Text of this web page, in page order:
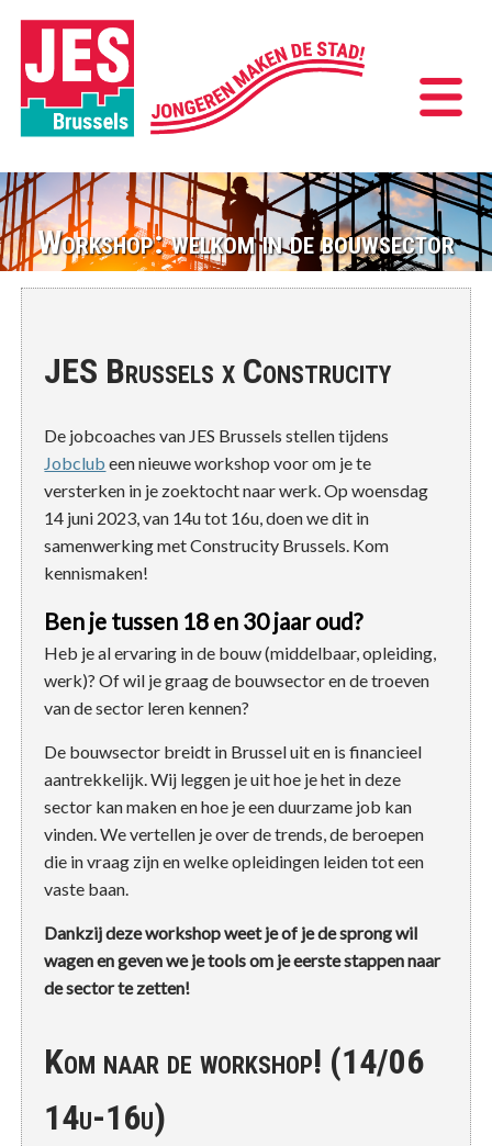
Workshop: welkom in de bouwsector
JES Brussels x Construcity
De jobcoaches van JES Brussels stellen tijdens
Jobclub een nieuwe workshop voor om je te
versterken in je zoektocht naar werk. Op woensdag
14 juni 2023, van 14u tot 16u, doen we dit in
samenwerking met Construcity Brussels. Kom
kennismaken!
Ben je tussen 18 en 30 jaar oud?
Heb je al ervaring in de bouw (middelbaar, opleiding,
werk)? Of wil je graag de bouwsector en de troeven
van de sector leren kennen?
De bouwsector breidt in Brussel uit en is financieel
aantrekkelijk. Wij leggen je uit hoe je het in deze
sector kan maken en hoe je een duurzame job kan
vinden. We vertellen je over de trends, de beroepen
die in vraag zijn en welke opleidingen leiden tot een
vaste baan.
Dankzij deze workshop weet je of je de sprong wil
wagen en geven we je tools om je eerste stappen naar
de sector te zetten!
Kom naar de workshop! (14/06
14u-16u)